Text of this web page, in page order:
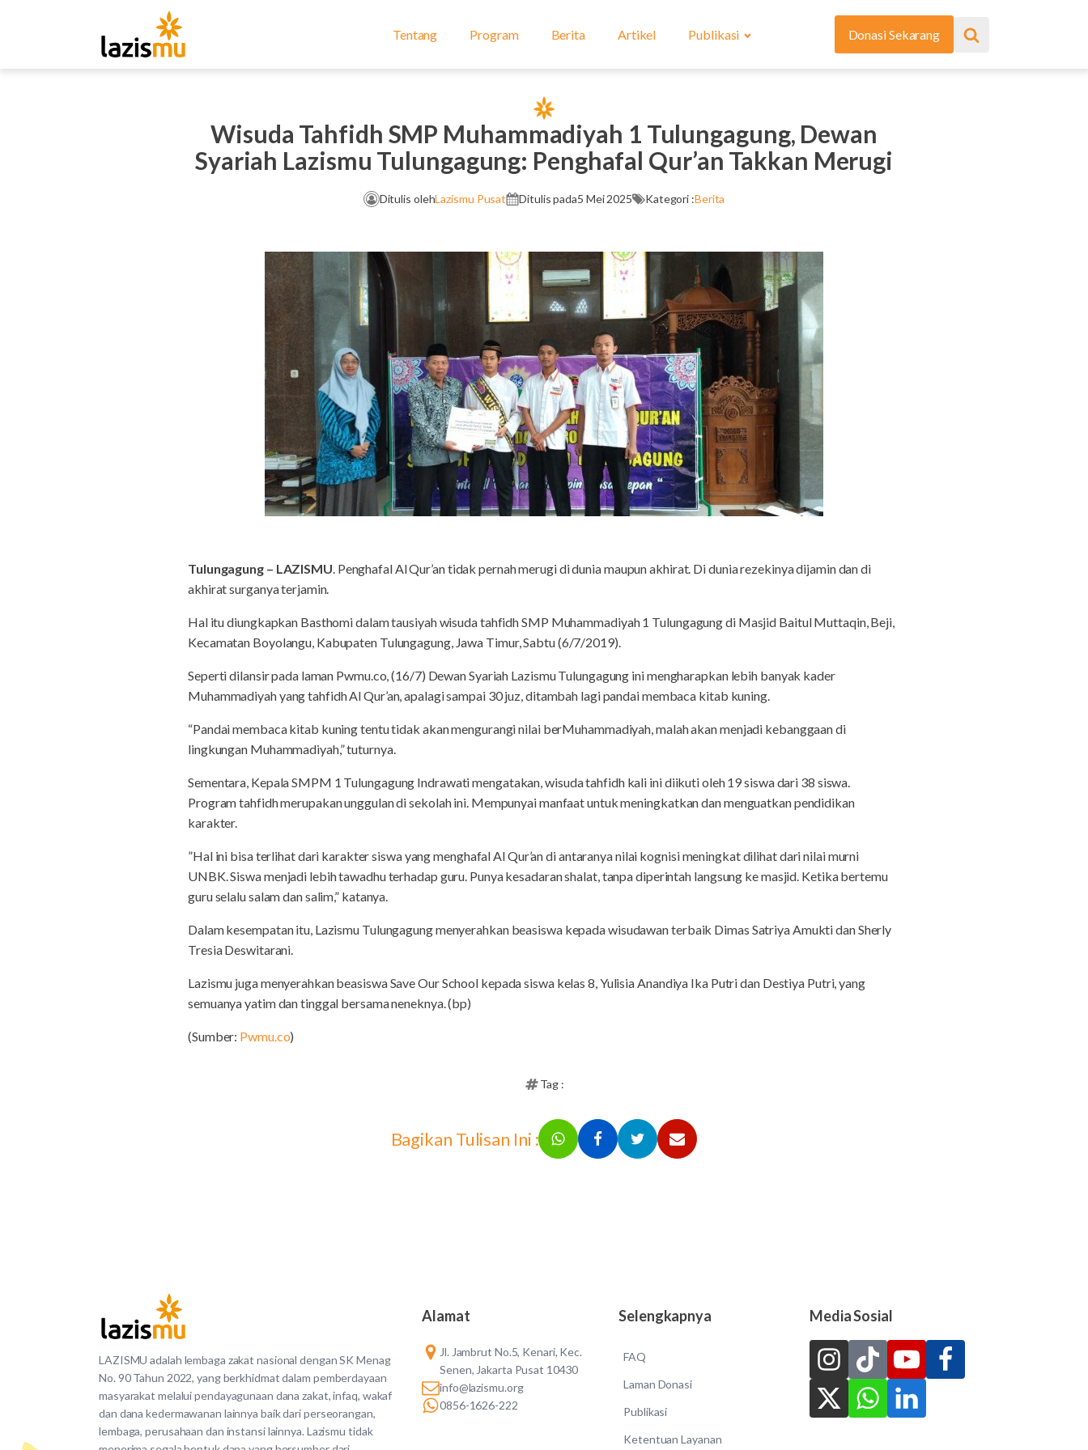
Tentang Program Berita Artikel Publikasi Donasi Sekarang
Wisuda Tahfidh SMP Muhammadiyah 1 Tulungagung, Dewan
Syariah Lazismu Tulungagung: Penghafal Qur’an Takkan Merugi
Ditulis olehLazismu Pusat Ditulis pada5 Mei 2025 Kategori :Berita
Tulungagung – LAZISMU. Penghafal Al Qur’an tidak pernah merugi di dunia maupun akhirat. Di dunia rezekinya dijamin dan di
akhirat surganya terjamin.
Hal itu diungkapkan Basthomi dalam tausiyah wisuda tahfidh SMP Muhammadiyah 1 Tulungagung di Masjid Baitul Muttaqin, Beji,
Kecamatan Boyolangu, Kabupaten Tulungagung, Jawa Timur, Sabtu (6/7/2019).
Seperti dilansir pada laman Pwmu.co, (16/7) Dewan Syariah Lazismu Tulungagung ini mengharapkan lebih banyak kader
Muhammadiyah yang tahfidh Al Qur’an, apalagi sampai 30 juz, ditambah lagi pandai membaca kitab kuning.
“Pandai membaca kitab kuning tentu tidak akan mengurangi nilai berMuhammadiyah, malah akan menjadi kebanggaan di
lingkungan Muhammadiyah,” tuturnya.
Sementara, Kepala SMPM 1 Tulungagung Indrawati mengatakan, wisuda tahfidh kali ini diikuti oleh 19 siswa dari 38 siswa.
Program tahfidh merupakan unggulan di sekolah ini. Mempunyai manfaat untuk meningkatkan dan menguatkan pendidikan
karakter.
”Hal ini bisa terlihat dari karakter siswa yang menghafal Al Qur’an di antaranya nilai kognisi meningkat dilihat dari nilai murni
UNBK. Siswa menjadi lebih tawadhu terhadap guru. Punya kesadaran shalat, tanpa diperintah langsung ke masjid. Ketika bertemu
guru selalu salam dan salim,” katanya.
Dalam kesempatan itu, Lazismu Tulungagung menyerahkan beasiswa kepada wisudawan terbaik Dimas Satriya Amukti dan Sherly
Tresia Deswitarani.
Lazismu juga menyerahkan beasiswa Save Our School kepada siswa kelas 8, Yulisia Anandiya Ika Putri dan Destiya Putri, yang
semuanya yatim dan tinggal bersama neneknya. (bp)
(Sumber: Pwmu.co)
Tag :
Bagikan Tulisan Ini :
LAZISMU adalah lembaga zakat nasional dengan SK Menag
No. 90 Tahun 2022, yang berkhidmat dalam pemberdayaan
masyarakat melalui pendayagunaan dana zakat, infaq, wakaf
dan dana kedermawanan lainnya baik dari perseorangan,
lembaga, perusahaan dan instansi lainnya. Lazismu tidak
Alamat
Jl. Jambrut No.5, Kenari, Kec.
Senen, Jakarta Pusat 10430
info@lazismu.org
0856-1626-222
Selengkapnya
FAQ
Laman Donasi
Publikasi
Ketentuan Layanan
Media Sosial